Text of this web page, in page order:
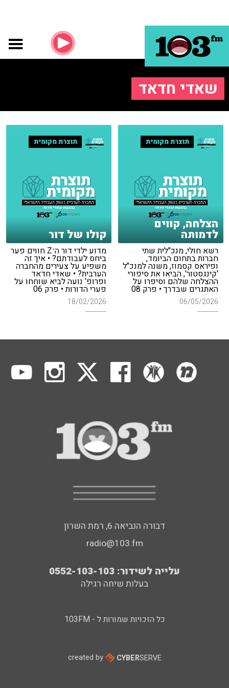
שאדי חדאד
תוצרת מקומית
הצלחה, קווים
לדמותה
רשא חולי, מנכ"לית שתי
חברות בתחום הביומד,
ופיראס קסמוז, משנה למנכ"ל
'קינגסטור', הביאו את סיפורי
ההצלחה שלהם וסיפרו על
האתגרים שבדרך • פרק 08
06/05/2026
תוצרת מקומית
קולו של דור
מדוע ילדי דור ה־Z חווים פער
ביחס לעבודתם? • איך זה
משפיע על צעירים מהחברה
הערבית? • שאדי חדאד
ופרופ' נועה לביא שוחחו על
פערי הדורות • פרק 06
18/02/2026
דבורה הנביאה 6, רמת השרון
radio@103.fm
עלייה לשידור: 0552-103-103
בעלות שיחה רגילה
כל הזכויות שמורות ל - 103FM
created by CYBERSERVE